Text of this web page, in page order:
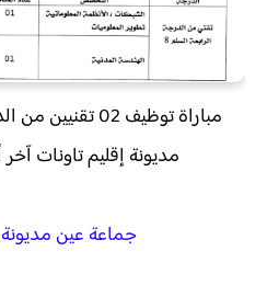
مباراة توظيف 02
مديونة إقليم تاونات آخر أجل 10
جماعة عين مديونة